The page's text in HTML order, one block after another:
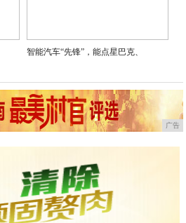
智能汽车“先锋”，能点星巴克、
广告